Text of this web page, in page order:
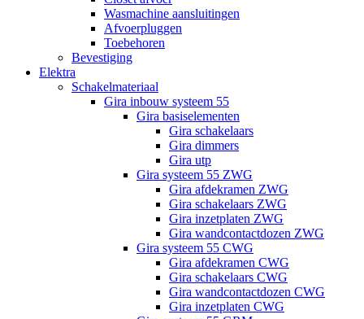
Wasmachine aansluitingen
Afvoerpluggen
Toebehoren
Bevestiging
Elektra
Schakelmateriaal
Gira inbouw systeem 55
Gira basiselementen
Gira schakelaars
Gira dimmers
Gira utp
Gira systeem 55 ZWG
Gira afdekramen ZWG
Gira schakelaars ZWG
Gira inzetplaten ZWG
Gira wandcontactdozen ZWG
Gira systeem 55 CWG
Gira afdekramen CWG
Gira schakelaars CWG
Gira wandcontactdozen CWG
Gira inzetplaten CWG